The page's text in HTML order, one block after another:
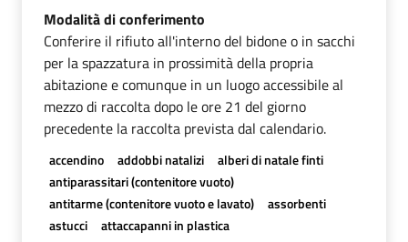
Modalità di conferimento
Conferire il rifiuto all'interno del bidone o in sacchi
per la spazzatura in prossimità della propria
abitazione e comunque in un luogo accessibile al
mezzo di raccolta dopo le ore 21 del giorno
precedente la raccolta prevista dal calendario.
accendino addobbi natalizi
alberi di natale finti
antiparassitari (contenitore vuoto)
antitarme (contenitore vuoto e lavato)
assorbenti
astucci
attaccapanni in plastica